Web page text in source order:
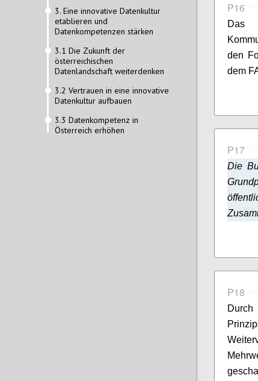
3. Eine innovative Datenkultur
etablieren und
Datenkompetenzen stärken
3.1 Die Zukunft der
österreichischen
Datenlandschaft weiterdenken
3.2 Vertrauen in eine innovative
Datenkultur aufbauen
3.3 Datenkompetenz in
Österreich erhöhen
P16
Das
den
dem
P17
Die
P18
Durch